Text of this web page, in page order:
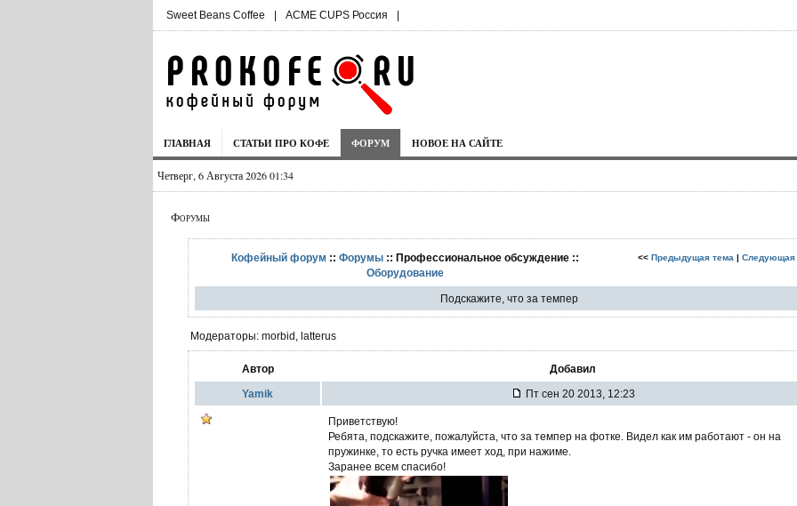
Sweet Beans Coffee | ACME CUPS Россия |
ГЛАВНАЯ СТАТЬИ ПРО КОФЕ ФОРУМ НОВОЕ НА САЙТЕ
Четверг, 6 Августа 2026 01:34
Форумы
Кофейный форум :: Форумы:: Профессиональное обсуждение ::
Оборудование
<< Предыдущая тема | Следующая
Подскажите, что за темпер
Модераторы: morbid, latterus
Автор Добавил
Yamik Пт сен 20 2013, 12:23
Приветствую!
Ребята, подскажите, пожалуйста, что за темпер на фотке. Видел как им работают - он на
пружинке, то есть ручка имеет ход, при нажиме.
Заранее всем спасибо!